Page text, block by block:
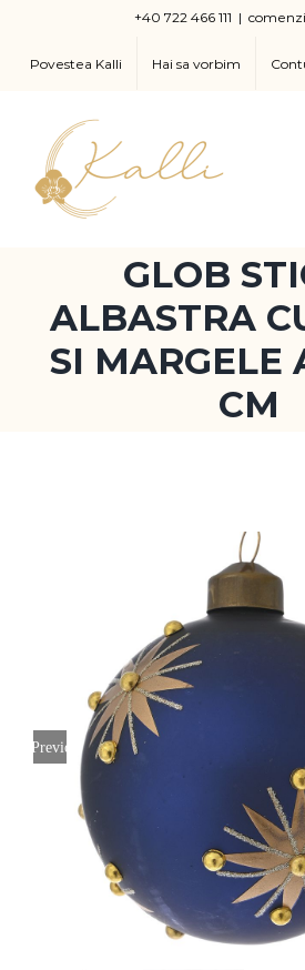
content
+40 722 466 111 |
Povestea Kalli Hai sa vorbim
GLOB
ALBASTRA
SI MARGELE
CM
Previous